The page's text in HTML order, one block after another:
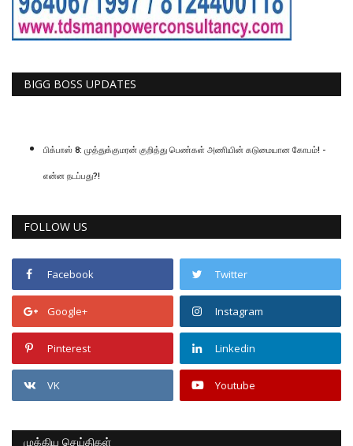
BIGG BOSS UPDATES
பிக்பாஸ் 8: முத்துக்குமரன் குறித்து பெண்கள் அணியின் கடுமையான கோபம்! -
என்ன நடப்பது?!
FOLLOW US
Facebook Twitter
Google+ Instagram
Pinterest Linkedin
VK Youtube
முக்கிய செய்திகள்